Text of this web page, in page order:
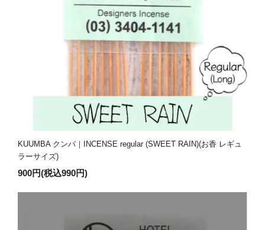
KUUMBA クンバ｜INCENSE regular (SWEET RAIN)(お香 レギュ
ラーサイズ)
900円(税込990円)